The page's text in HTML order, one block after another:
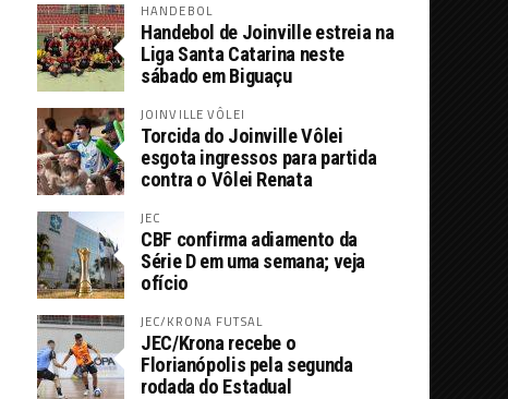
HANDEBOL
Handebol de Joinville estreia na
Liga Santa Catarina neste
sábado em Biguaçu
JOINVILLE VÔLEI
Torcida do Joinville Vôlei
esgota ingressos para partida
contra o Vôlei Renata
JEC
CBF confirma adiamento da
Série D em uma semana; veja
ofício
JEC/KRONA FUTSAL
JEC/Krona recebe o
Florianópolis pela segunda
rodada do Estadual